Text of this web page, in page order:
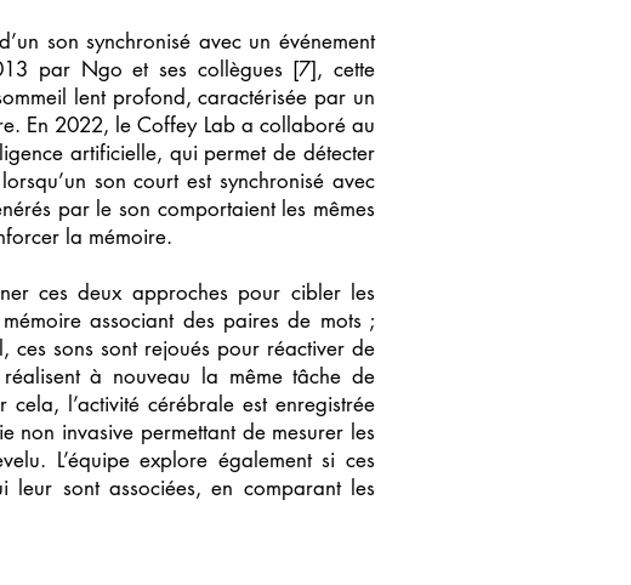
son synchronisé avec un événement
par Ngo et ses collègues [7], cette
lent profond, caractérisée par un
En 2022, le Coffey Lab a collaboré au
artificielle, qui permet de détecter
son court est synchronisé avec
par le son comportaient les mêmes
la mémoire.
ces deux approches pour cibler les
associant des paires de mots ;
ces sons sont rejoués pour réactiver de
à nouveau la même tâche de
l’activité cérébrale est enregistrée
non invasive permettant de mesurer les
L’équipe explore également si ces
leur sont associées, en comparant les